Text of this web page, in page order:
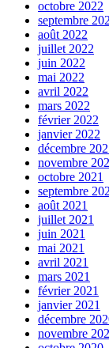
octobre 2022
septembre
août 2022
juillet 2022
juin 2022
mai 2022
avril 2022
mars 2022
février 2022
janvier 2022
décembre
novembre
octobre 2021
septembre
août 2021
juillet 2021
juin 2021
mai 2021
avril 2021
mars 2021
février 2021
janvier 2021
décembre
novembre